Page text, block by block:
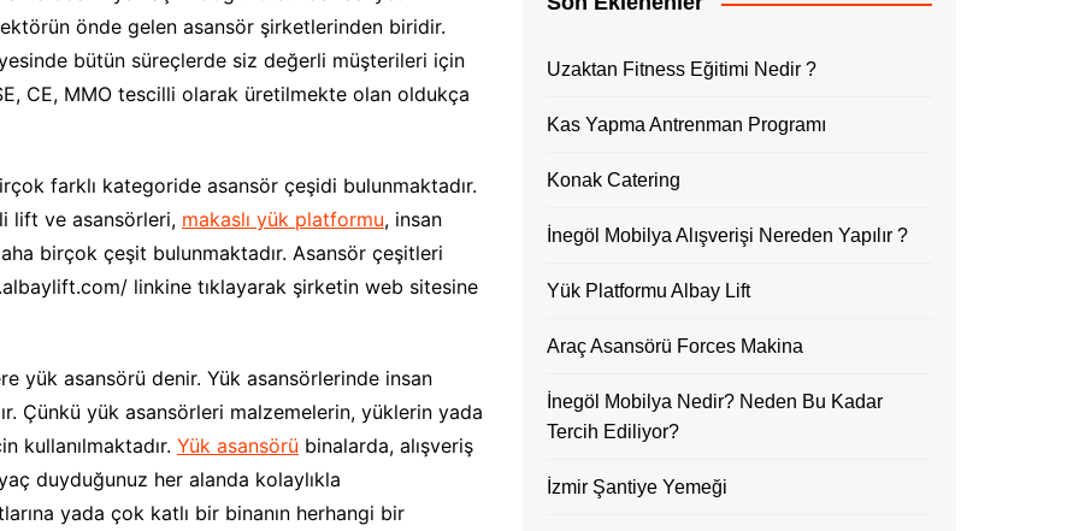
önde gelen asansör şirketlerinden biridir.
bütün süreçlerde siz değerli müşterileri için
CE, MMO tescilli olarak üretilmekte olan oldukça
farklı kategoride asansör çeşidi bulunmaktadır.
lift ve asansörleri, makaslı yük platformu, insan
birçok çeşit bulunmaktadır. Asansör çeşitleri
linkine tıklayarak şirketin web sitesine
yük asansörü denir. Yük asansörlerinde insan
Çünkü yük asansörleri malzemelerin, yüklerin yada
kullanılmaktadır. Yük asansörü binalarda, alışveriş
duyduğunuz her alanda kolaylıkla
yada çok katlı bir binanın herhangi bir
Uzaktan Fitness Eğitimi Nedir ?
Kas Yapma Antrenman Programı
Konak Catering
İnegöl Mobilya Alışverişi Nereden Yapılır ?
Yük Platformu Albay Lift
Araç Asansörü Forces Makina
İnegöl Mobilya Nedir? Neden Bu Kadar
Tercih Ediliyor?
İzmir Şantiye Yemeği